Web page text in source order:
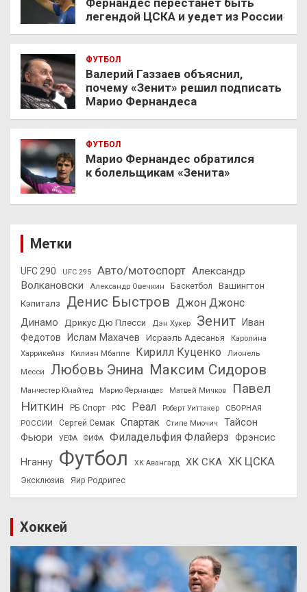
Фернандес перестанет быть
легендой ЦСКА и уедет из России
ФУТБОЛ
Валерий Газзаев объяснил,
почему «Зенит» решил подписать
Марио Фернандеса
ФУТБОЛ
Марио Фернандес обратился
к болельщикам «Зенита»
Метки
UFC 290 UFC 295 Авто/мотоспорт Александр
Волкановски
Александр Овечкин Баскетбол
Вашингтон
Кэпиталз
Денис Быстров Джон Джонс
Динамо Дрикус Дю Плесси Дэн Хукер Зенит
Иван
Федотов
Ислам Махачев Исраэль Адесанья
Каролина
Харрикейнз
Килиан Мбаппе Кирилл Куценко
Лионель
Месси
Любовь Энина Максим Сидоров
Манчестер Юнайтед Марио Фернандес Матвей Мичков
Павел
Ниткин
РБ Спорт РФС Реал Роберт Уиттакер
СБОРНАЯ
РОССИИ
Сергей Семак Спартак Стипе Миочич
Тайсон
Фьюри
УЕФА ФИФА Филадельфия Флайерз Фрэнсис
Нганну Футбол ХК Авангард ХК СКА ХК ЦСКА
Эксклюзив Яир Родригес
Хоккей